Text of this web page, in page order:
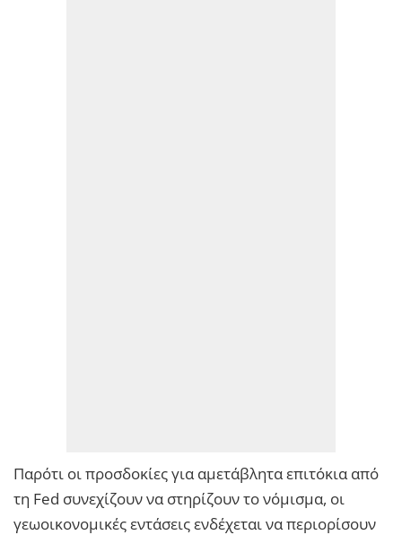
Παρότι οι προσδοκίες για αμετάβλητα επιτόκια από
τη Fed συνεχίζουν να στηρίζουν το νόμισμα, οι
γεωοικονομικές εντάσεις ενδέχεται να περιορίσουν